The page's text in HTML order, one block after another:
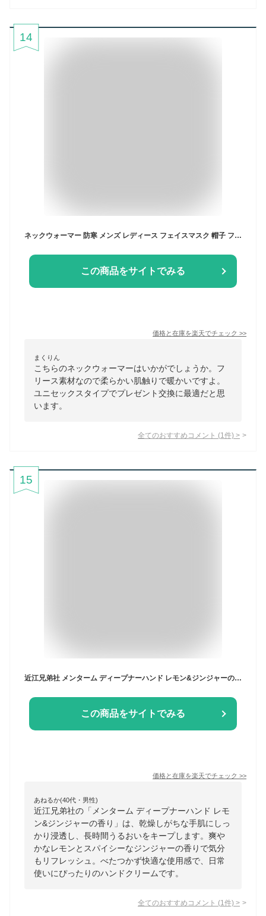
14
ネックウォーマー 防寒 メンズ レディース フェイスマスク 帽子 フリース バラクラバ 保温 サイズフリー 全5色
この商品をサイトでみる
価格と在庫を楽天でチェック >>
まくりん
こちらのネックウォーマーはいかがでしょうか。フ
リース素材なので柔らかい肌触りで暖かいですよ。
ユニセックスタイプでプレゼント交換に最適だと思
います。
全てのおすすめコメント (1 件) >
15
近江兄弟社 メンターム ディープナーハンド レモン&ジンジャーの香り 40g ハンドクリーム
この商品をサイトでみる
価格と在庫を楽天でチェック >>
あねるか(40代・男性)
近江兄弟社の「メンターム ディープナーハンド レモ
ン&ジンジャーの香り」は、乾燥しがちな手肌にしっ
かり浸透し、長時間うるおいをキープします。爽や
かなレモンとスパイシーなジンジャーの香りで気分
もリフレッシュ。べたつかず快適な使用感で、日常
使いにぴったりのハンドクリームです。
全てのおすすめコメント (1 件) >